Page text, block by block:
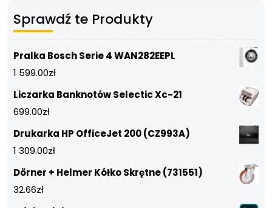
Sprawdź te Produkty
Pralka Bosch Serie 4 WAN282EEPL
1 599.00zł
Liczarka Banknotów Selectic Xc-21
699.00zł
Drukarka HP OfficeJet 200 (CZ993A)
1 309.00zł
Dörner + Helmer Kółko Skrętne (731551)
32.66zł